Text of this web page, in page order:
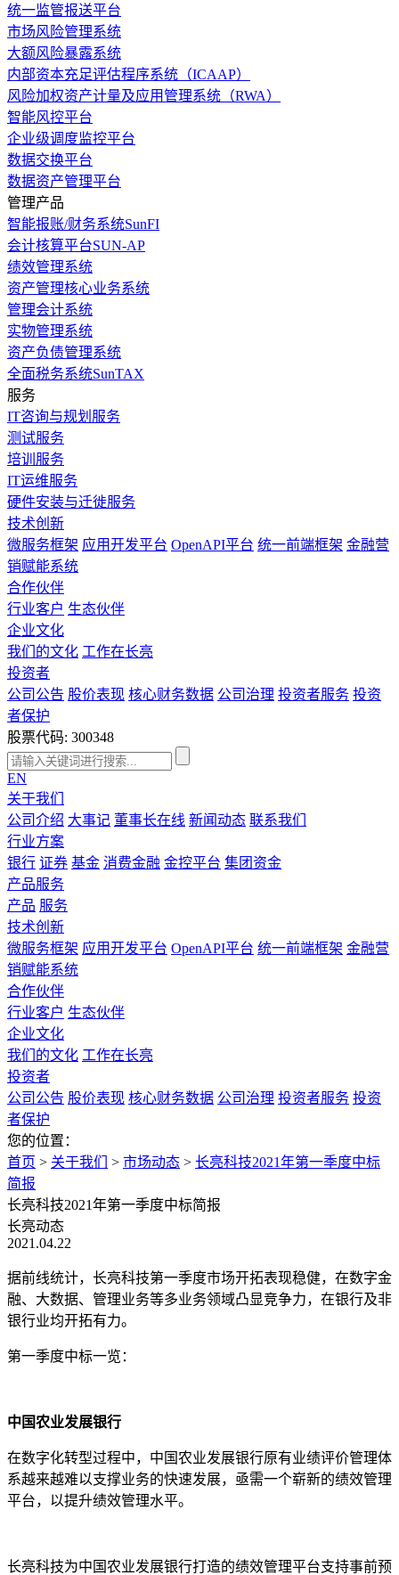
统一监管报送平台
市场风险管理系统
大额风险暴露系统
内部资本充足评估程序系统（ICAAP）
风险加权资产计量及应用管理系统（RWA）
智能风控平台
企业级调度监控平台
数据交换平台
数据资产管理平台
管理产品
智能报账/财务系统SunFI
会计核算平台SUN-AP
绩效管理系统
资产管理核心业务系统
管理会计系统
实物管理系统
资产负债管理系统
全面税务系统SunTAX
服务
IT咨询与规划服务
测试服务
培训服务
IT运维服务
硬件安装与迁徙服务
技术创新
微服务框架 应用开发平台 OpenAPI平台 统一前端框架 金融营
销赋能系统
合作伙伴
行业客户 生态伙伴
企业文化
我们的文化 工作在长亮
投资者
公司公告 股价表现 核心财务数据 公司治理 投资者服务 投资
者保护
股票代码: 300348
EN
关于我们
公司介绍 大事记 董事长在线 新闻动态 联系我们
行业方案
银行 证券 基金 消费金融 金控平台 集团资金
产品服务
产品 服务
技术创新
微服务框架 应用开发平台 OpenAPI平台 统一前端框架 金融营
销赋能系统
合作伙伴
行业客户 生态伙伴
企业文化
我们的文化 工作在长亮
投资者
公司公告 股价表现 核心财务数据 公司治理 投资者服务 投资
者保护
您的位置：
首页 > 关于我们 > 市场动态 > 长亮科技2021年第一季度中标
简报
长亮科技2021年第一季度中标简报
长亮动态
2021.04.22
据前线统计，长亮科技第一季度市场开拓表现稳健，在数字金
融、大数据、管理业务等多业务领域凸显竞争力，在银行及非
银行业均开拓有力。
第一季度中标一览：
中国农业发展银行
在数字化转型过程中，中国农业发展银行原有业绩评价管理体
系越来越难以支撑业务的快速发展，亟需一个崭新的绩效管理
平台，以提升绩效管理水平。
长亮科技为中国农业发展银行打造的绩效管理平台支持事前预